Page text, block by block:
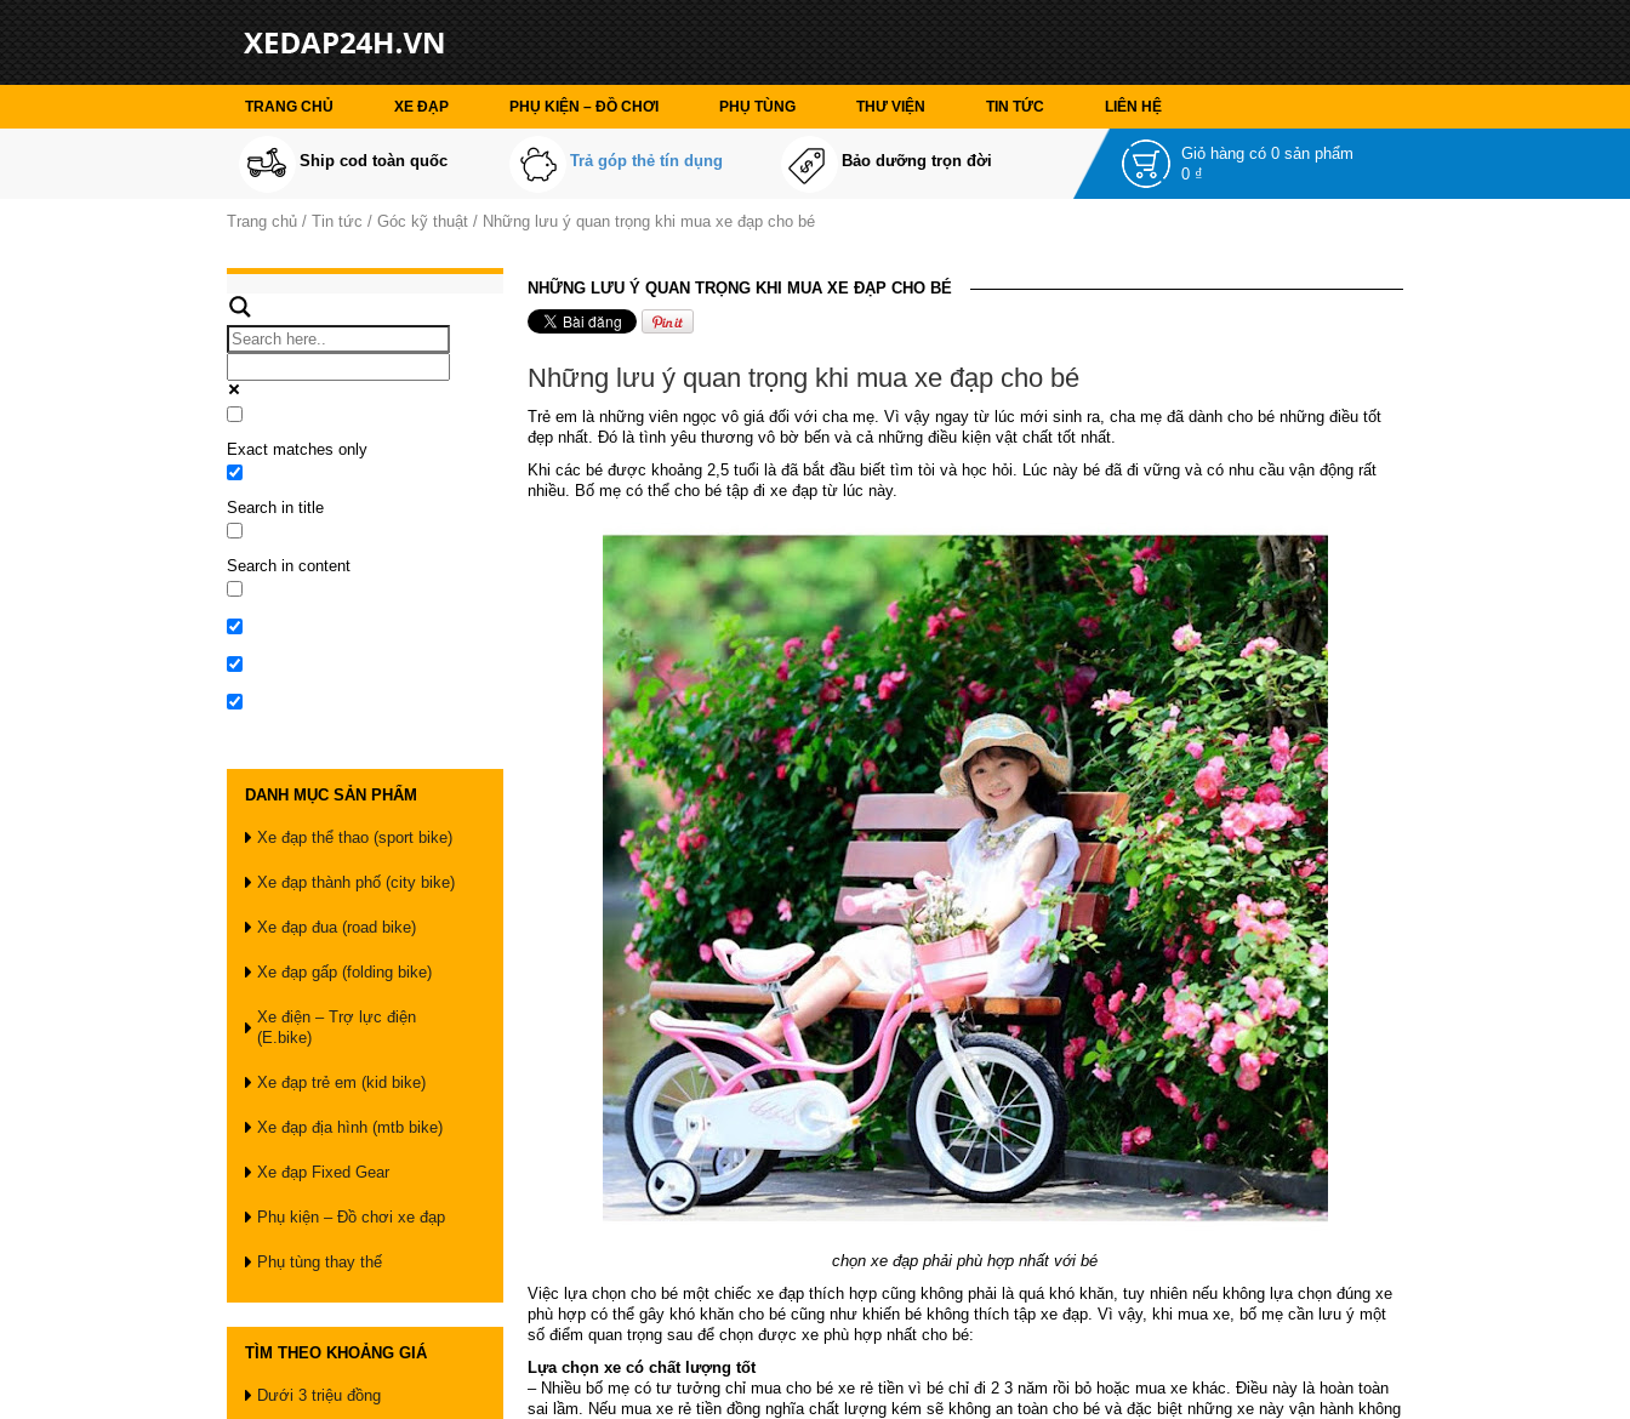
TRANG CHỦ XE ĐẠP PHỤ KIỆN – ĐỒ CHƠI PHỤ TÙNG THƯ VIỆN TIN TỨC LIÊN HỆ
Ship cod toàn quốc Trả góp thẻ tín dụng Bảo dưỡng trọn đời Giỏ hàng có 0 sản phẩm
0 ₫
Trang chủ Tin tức Góc kỹ thuật Những lưu ý quan trọng khi mua xe đạp cho bé
Exact matches only
Search in title
Search in content
DANH MỤC SẢN PHẨM
Xe đạp thể thao (sport bike)
Xe đạp thành phố (city bike)
Xe đạp đua (road bike)
Xe đạp gấp (folding bike)
Xe điện – Trợ lực điện
(E.bike)
Xe đạp trẻ em (kid bike)
Xe đạp địa hình (mtb bike)
Xe đạp Fixed Gear
Phụ kiện – Đồ chơi xe đạp
Phụ tùng thay thế
TÌM THEO KHOẢNG GIÁ
Dưới 3 triệu đồng
NHỮNG LƯU Ý QUAN TRỌNG KHI MUA XE ĐẠP CHO BÉ
Những lưu ý quan trọng khi mua xe đạp cho bé
Trẻ em là những viên ngọc vô giá đối với cha mẹ. Vì vậy ngay từ lúc mới sinh ra, cha mẹ đã dành cho bé những điều tốt
đẹp nhất. Đó là tình yêu thương vô bờ bến và cả những điều kiện vật chất tốt nhất.
Khi các bé được khoảng 2,5 tuổi là đã bắt đầu biết tìm tòi và học hỏi. Lúc này bé đã đi vững và có nhu cầu vận động rất
nhiều. Bố mẹ có thể cho bé tập đi xe đạp từ lúc này.
chọn xe đạp phải phù hợp nhất với bé
Việc lựa chọn cho bé một chiếc xe đạp thích hợp cũng không phải là quá khó khăn, tuy nhiên nếu không lựa chọn đúng xe
phù hợp có thể gây khó khăn cho bé cũng như khiến bé không thích tập xe đạp. Vì vậy, khi mua xe, bố mẹ cần lưu ý một
số điểm quan trọng sau để chọn được xe phù hợp nhất cho bé:
Lựa chọn xe có chất lượng tốt
– Nhiều bố mẹ có tư tưởng chỉ mua cho bé xe rẻ tiền vì bé chỉ đi 2 3 năm rồi bỏ hoặc mua xe khác. Điều này là hoàn toàn
sai lầm. Nếu mua xe rẻ tiền đồng nghĩa chất lượng kém sẽ không an toàn cho bé và đặc biệt những xe này vận hành không